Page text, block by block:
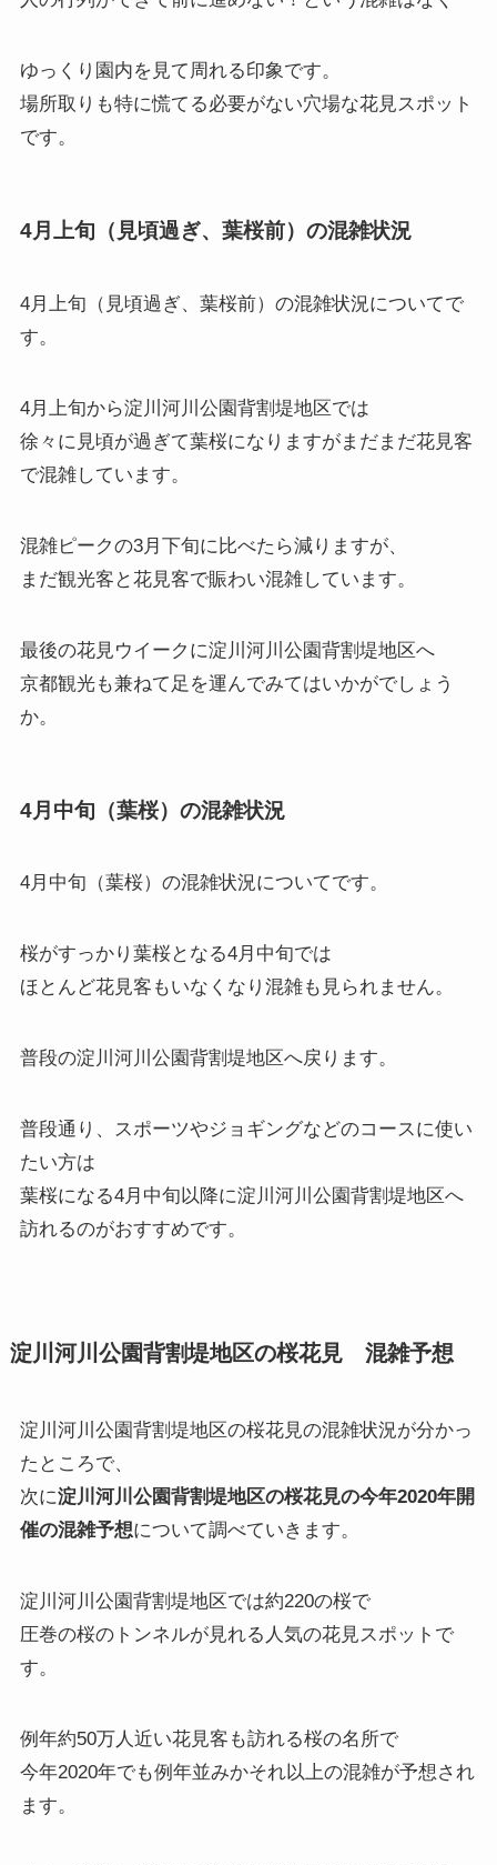
ゆっくり園内を見て周れる印象です。
場所取りも特に慌てる必要がない穴場な花見スポット
です。
4月上旬（見頃過ぎ、葉桜前）の混雑状況
4月上旬（見頃過ぎ、葉桜前）の混雑状況についてで
す。
4月上旬から淀川河川公園背割堤地区では
徐々に見頃が過ぎて葉桜になりますがまだまだ花見客
で混雑しています。
混雑ピークの3月下旬に比べたら減りますが、
まだ観光客と花見客で賑わい混雑しています。
最後の花見ウイークに淀川河川公園背割堤地区へ
京都観光も兼ねて足を運んでみてはいかがでしょう
か。
4月中旬（葉桜）の混雑状況
4月中旬（葉桜）の混雑状況についてです。
桜がすっかり葉桜となる4月中旬では
ほとんど花見客もいなくなり混雑も見られません。
普段の淀川河川公園背割堤地区へ戻ります。
普段通り、スポーツやジョギングなどのコースに使い
たい方は
葉桜になる4月中旬以降に淀川河川公園背割堤地区へ
訪れるのがおすすめです。
淀川河川公園背割堤地区の桜花見 混雑予想
淀川河川公園背割堤地区の桜花見の混雑状況が分かっ
たところで、
次に淀川河川公園背割堤地区の桜花見の今年2020年開
催の混雑予想について調べていきます。
淀川河川公園背割堤地区では約220の桜で
圧巻の桜のトンネルが見れる人気の花見スポットで
す。
例年約50万人近い花見客も訪れる桜の名所で
今年2020年でも例年並みかそれ以上の混雑が予想され
ます。